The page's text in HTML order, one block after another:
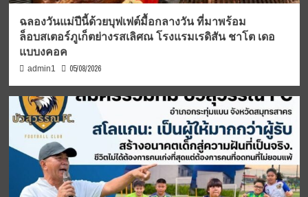
ฉลองวันแม่ปีนี้ด้วยบุฟเฟต์มื้อกลางวัน ที่มาพร้อม
ล็อบสเตอร์ภูเก็ตย่างรสเลิศณ โรงแรมเรดิสัน ชาโต เดอ
แบบงคอค
admin1 05/08/2026